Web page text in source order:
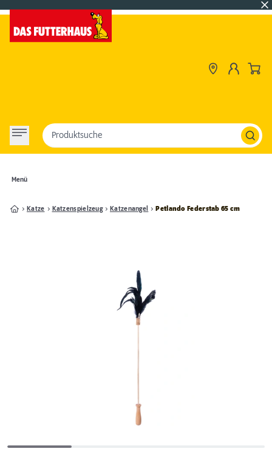
Menü
Produktsuche
Katze Katzenspielzeug Katzenangel Petlando Federstab 65 cm